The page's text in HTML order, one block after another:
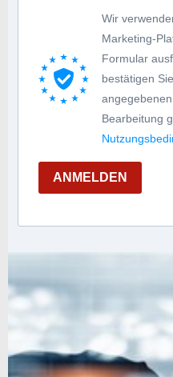
Wir
Marketing-
Formular
bestätigen
Bearbeitung
ANMELDEN